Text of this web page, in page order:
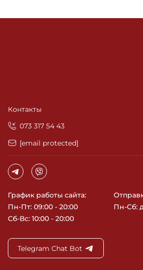
Контакты
‎073 317 54 43
[email protected]
График работы сайта:
Пн-Пт: 09:00 - 20:00
Сб-Вс: 10:00 - 20:00
Пн-Сб:
Telegram Chat Bot